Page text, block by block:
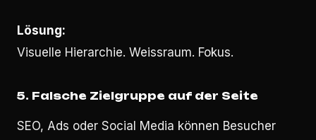
Lösung:
Visuelle Hierarchie. Weissraum. Fokus.
5. Falsche Zielgruppe auf der Seite
SEO, Ads oder Social Media können Besucher